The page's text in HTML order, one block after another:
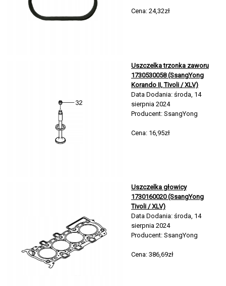
Cena: 24,32zł
Uszczelka trzonka zaworu
1730530058 (SsangYong
Korando II, Tivoli / XLV)
Data Dodania: środa, 14
sierpnia 2024
Producent: SsangYong
Cena: 16,95zł
Uszczelka głowicy
1730160020 (SsangYong
Tivoli / XLV)
Data Dodania: środa, 14
sierpnia 2024
Producent: SsangYong
Cena: 386,69zł